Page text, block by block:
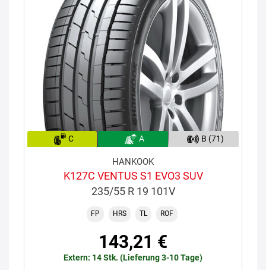
C A B (71)
HANKOOK
K127C VENTUS S1 EVO3 SUV
235/55 R 19 101V
FP HRS TL ROF
143,21 €
Extern: 14 Stk. (Lieferung 3-10 Tage)